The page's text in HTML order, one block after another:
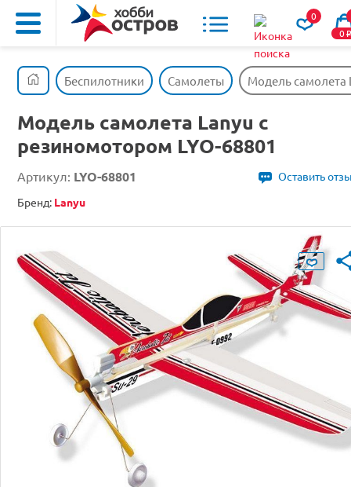
0
0o
Беспилотники Самолеты Модель самолета
Модель самолета Lanyu с
резиномотором LYO-68801
Артикул: LYO-68801
Оставить
Бренд: Lanyu